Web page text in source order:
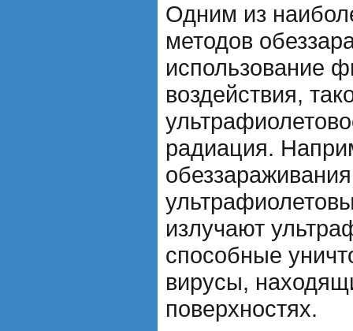
Одним из
методов
использование
воздействия,
радиация.
излучают
способные
вирусы,
поверхностях.